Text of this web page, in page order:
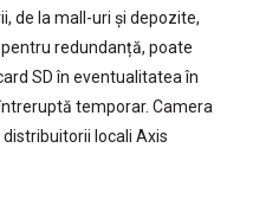
de la mall-uri și depozite,
redundanță, poate
SD în eventualitatea în
temporar. Camera
locali Axis